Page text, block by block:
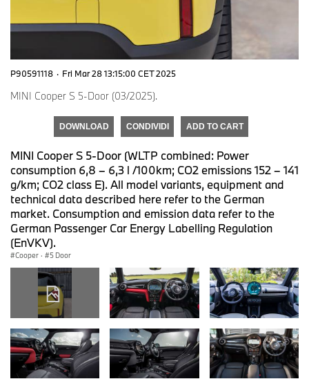
P90591118 · Fri Mar 28 13:15:00 CET 2025
MINI Cooper S 5-Door (03/2025).
DOWNLOAD CONDIVIDI ADD TO CART
MINI Cooper S 5-Door (WLTP combined: Power
consumption 6,8 – 6,3 l /100km; CO2 emissions 152 – 141
g/km; CO2 class E). All model variants, equipment and
technical data described here refer to the German
market. Consumption and emission data refer to the
German Passenger Car Energy Labelling Regulation
(EnVKV).
Cooper · 5 Door